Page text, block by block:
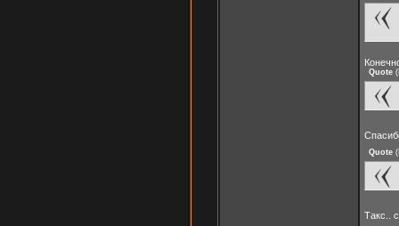
Quote (
Quote (
Такс..